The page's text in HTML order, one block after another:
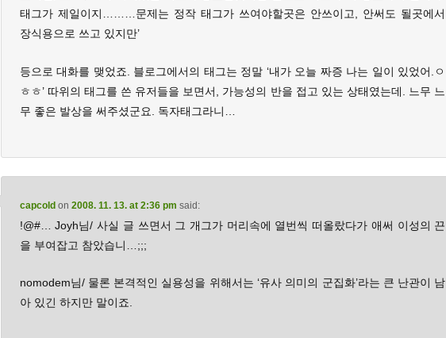
태그가 제일이지………문제는 정작 태그가 쓰여야할곳은 안쓰이고, 안써도 될곳에서
장식용으로 쓰고 있지만’
등으로 대화를 맺었죠. 블로그에서의 태그는 정말 ‘내가 오늘 짜증 나는 일이 있었어.ㅇ
ㅎㅎ’ 따위의 태그를 쓴 유저들을 보면서, 가능성의 반을 접고 있는 상태였는데. 느무 느
무 좋은 발상을 써주셨군요. 독자태그라니…
capcoldon 2008. 11. 13. at 2:36 pm said:
!@#… Joyh님/ 사실 글 쓰면서 그 개그가 머리속에 열번씩 떠올랐다가 애써 이성의 끈
을 부여잡고 참았습니…;;;
nomodem님/ 물론 본격적인 실용성을 위해서는 ‘유사 의미의 군집화’라는 큰 난관이 남
아 있긴 하지만 말이죠.